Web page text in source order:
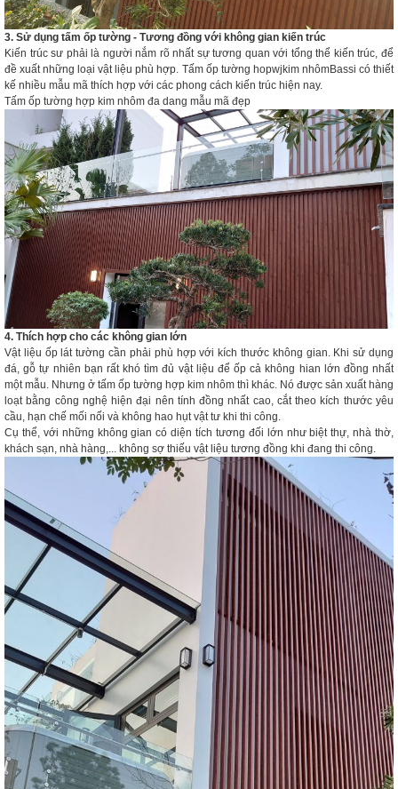
3. Sử dụng tấm ốp tường - Tương đồng với không gian kiến trúc
Kiến trúc sư phải là người nắm rõ nhất sự tương quan với tổng thể kiến trúc, để
đề xuất những loại vật liệu phù hợp. Tấm ốp tường hopwjkim nhômBassi có thiết
kế nhiều mẫu mã thích hợp với các phong cách kiến trúc hiện nay.
Tấm ốp tường hợp kim nhôm đa dang mẫu mã đẹp
4. Thích hợp cho các không gian lớn
Vật liệu ốp lát tường cần phải phù hợp với kích thước không gian. Khi sử dụng
đá, gỗ tự nhiên bạn rất khó tìm đủ vật liệu để ốp cả không hian lớn đồng nhất
một mẫu. Nhưng ở tấm ốp tường hợp kim nhôm thì khác. Nó được sản xuất hàng
loạt bằng công nghệ hiện đại nên tính đồng nhất cao, cắt theo kích thước yêu
cầu, hạn chế mối nối và không hao hụt vật tư khi thi công.
Cụ thể, với những không gian có diện tích tương đối lớn như biệt thự, nhà thờ,
khách sạn, nhà hàng,... không sợ thiếu vật liệu tương đồng khi đang thi công.